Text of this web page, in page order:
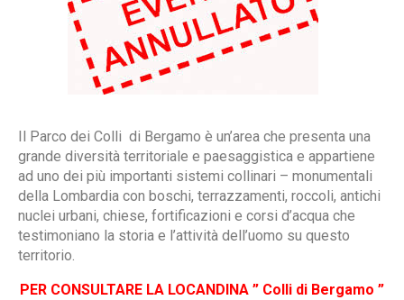
Il Parco dei Colli di Bergamo è un’area che presenta una
grande diversità territoriale e paesaggistica e appartiene
ad uno dei più importanti sistemi collinari – monumentali
della Lombardia con boschi, terrazzamenti, roccoli, antichi
nuclei urbani, chiese, fortificazioni e corsi d’acqua che
testimoniano la storia e l’attività dell’uomo su questo
territorio.
PER CONSULTARE LA LOCANDINA ” Colli di Bergamo ”